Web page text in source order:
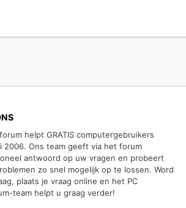
helpt GRATIS computergebruikers
2006. Ons team geeft via het forum
antwoord op uw vragen en probeert
zo snel mogelijk op te lossen. Word
plaats je vraag online en het PC
team helpt u graag verder!